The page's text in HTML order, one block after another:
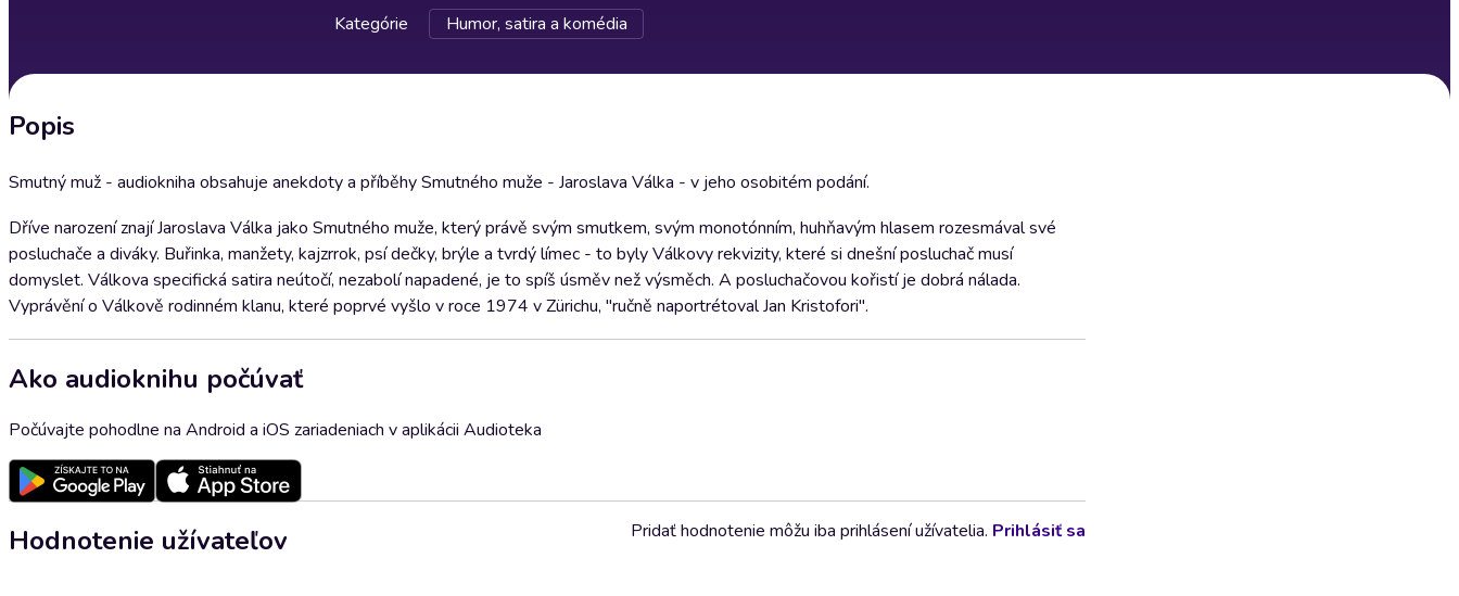
Kategórie
Humor, satira a komédia
Popis
Smutný muž - audiokniha obsahuje anekdoty a příběhy Smutného muže - Jaroslava Válka - v jeho osobitém podání.
Dříve narození znají Jaroslava Válka jako Smutného muže, který právě svým smutkem, svým monotónním, huhňavým hlasem rozesmával své
posluchače a diváky. Buřinka, manžety, kajzrrok, psí dečky, brýle a tvrdý límec - to byly Válkovy rekvizity, které si dnešní posluchač musí
domyslet. Válkova specifická satira neútočí, nezabolí napadené, je to spíš úsměv než výsměch. A posluchačovou kořistí je dobrá nálada.
Vyprávění o Válkově rodinném klanu, které poprvé vyšlo v roce 1974 v Zürichu, "ručně naportrétoval Jan Kristofori".
Ako audioknihu počúvať
Počúvajte pohodlne na Android a iOS zariadeniach v aplikácii Audioteka
Hodnotenie užívateľov Pridať hodnotenie môžu iba prihlásení užívatelia. Prihlásiť sa